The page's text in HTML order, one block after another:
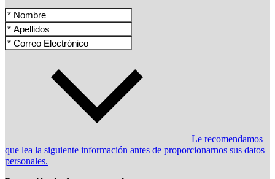
Le recomendamos
que lea la siguiente información antes de proporcionarnos sus datos
personales.